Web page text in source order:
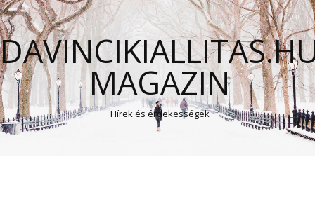
MAGAZIN
Hírek és érdekességek